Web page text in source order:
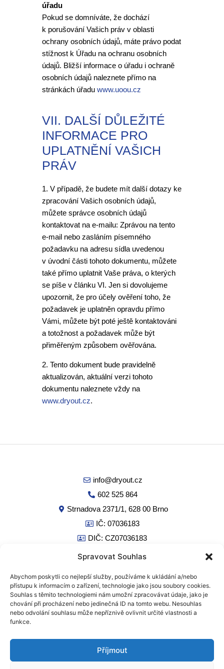
Spravovat Souhlas
Abychom poskytli co nejlepší služby, používáme k ukládání a/nebo
přístupu k informacím o zařízení, technologie jako jsou soubory cookies.
Souhlas s těmito technologiemi nám umožní zpracovávat údaje, jako je
chování při procházení nebo jedinečná ID na tomto webu. Nesouhlas
nebo odvolání souhlasu může nepříznivě ovlivnit určité vlastnosti a
funkce.
Příjmout
úřadu
Pokud se domníváte, že dochází
k porušování Vašich práv v oblasti
ochrany osobních údajů, máte právo podat
stížnost k Úřadu na ochranu osobních
údajů. Bližší informace o úřadu i ochraně
osobních údajů naleznete přímo na
stránkách úřadu www.uoou.cz
VII. DALŠÍ DŮLEŽITÉ
INFORMACE PRO
UPLATNĚNÍ VAŠICH
PRÁV
1. V případě, že budete mít další dotazy ke
zpracování Vašich osobních údajů,
můžete správce osobních údajů
kontaktovat na e-mailu: Zprávou na tento
e-mail nebo zasláním písemného
požadavku na adresu sídla uvedenou
v úvodní části tohoto dokumentu, můžete
také přímo uplatnit Vaše práva, o kterých
se píše v článku VI. Jen si dovolujeme
upozornit, že pro účely ověření toho, že
požadavek je uplatněn opravdu přímo
Vámi, můžete být poté ještě kontaktováni
a totožnost a požadavek může být
přiměřeným způsobem ověřována.
2. Tento dokument bude pravidelně
aktualizován, aktuální verzi tohoto
dokumentu naleznete vždy na
www.dryout.cz.
info@dryout.cz
602 525 864
Strnadova 2371/1, 628 00 Brno
IČ: 07036183
DIČ: CZ07036183
GDPR
Cookies
Dryout s.r.o. - zapsaná v obchodním rejstříku vedeném Krajským